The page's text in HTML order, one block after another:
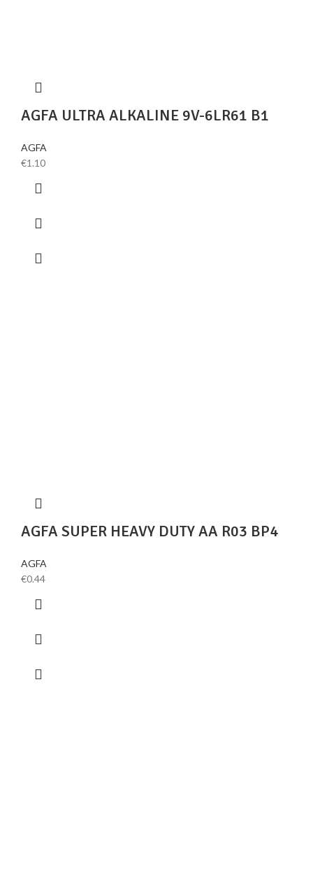
AGFA ULTRA ALKALINE 9V-6LR61 B1
AGFA
€1.10
AGFA SUPER HEAVY DUTY AA R03 BP4
AGFA
€0.44